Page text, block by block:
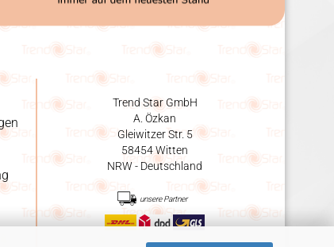
Trend Star GmbH
A. Özkan
Gleiwitzer Str. 5
58454 Witten
NRW - Deutschland
unsere Partner